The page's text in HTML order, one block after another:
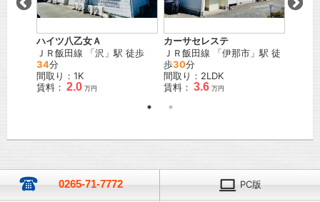
ハイツ八乙女Ａ
ＪＲ飯田線 「沢 」駅 徒歩
34分
間取り：1K
賃料： 2.0 万円
カーサセレステ
ＪＲ飯田線 「伊那市 」駅 徒
歩30分
間取り：2LDK
賃料： 3.6 万円
0265-71-7772 PC版